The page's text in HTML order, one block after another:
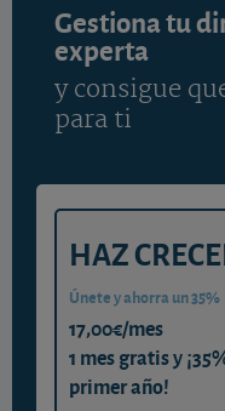
Gestiona tu
experta
y consigue
para ti
HAZ
Únete y ahorra un 35%
17,00€/mes
1 mes gratis y
primer año!